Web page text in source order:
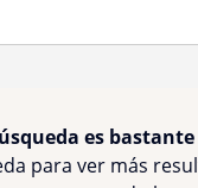
es
para ver más